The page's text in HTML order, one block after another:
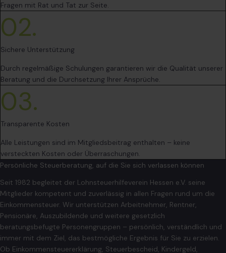
Fragen mit Rat und Tat zur Seite.
02.
Sichere Unterstützung
Durch regelmäßige Schulungen garantieren wir die Qualität unserer
Beratung und die Durchsetzung Ihrer Ansprüche.
03.
Transparente Kosten
Alle Leistungen sind im Mitgliedsbeitrag enthalten – keine
versteckten Kosten oder Überraschungen.
Persönliche Steuerberatung, auf die Sie sich verlassen können
Seit 1982 begleitet der Lohnsteuerhilfeverein Hessen e.V. seine
Mitglieder kompetent und zuverlässig in allen Fragen rund um die
Einkommensteuer. Wir unterstützen Arbeitnehmer, Rentner,
Pensionäre, Auszubildende und weitere gesetzlich
beratungsbefugte Personengruppen – persönlich, verständlich und
immer mit dem Ziel, das bestmögliche Ergebnis für Sie zu erzielen.
Ob Einkommensteuererklärung, Steuerbescheid, Kindergeld,